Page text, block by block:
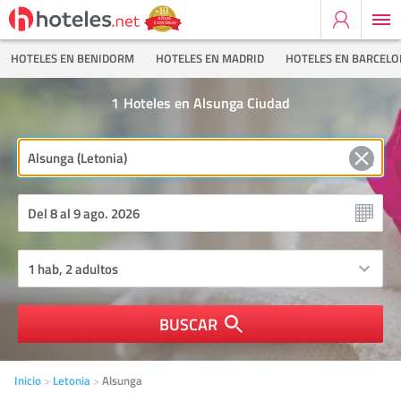
HOTELES EN BENIDORM HOTELES EN MADRID HOTELES EN
Hoteles en Alsunga Ciudad
1
BUSCAR
Inicio Letonia Alsunga